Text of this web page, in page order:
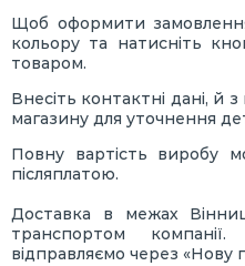
Щоб оформити
кольору та натисніть
товаром.
Внесіть контактні дані,
магазину для уточнення
Повну вартість виробу
післяплатою.
Доставка в межах
транспортом
відправляємо через «Нову